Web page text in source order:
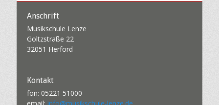
Anschrift
Musikschule Lenze
Goltzstraße 22
32051 Herford
Kontakt
fon: 05221 51000